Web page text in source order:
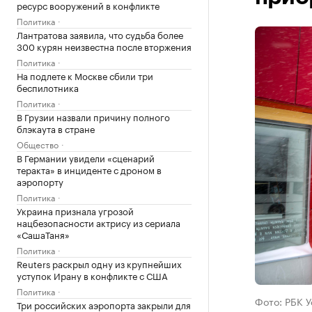
ресурс вооружений в конфликте
Политика
Лантратова заявила, что судьба более
300 курян неизвестна после вторжения
Политика
На подлете к Москве сбили три
беспилотника
Политика
В Грузии назвали причину полного
блэкаута в стране
Общество
В Германии увидели «сценарий
теракта» в инциденте с дроном в
аэропорту
Политика
Украина признала угрозой
нацбезопасности актрису из сериала
«СашаТаня»
Политика
Reuters раскрыл одну из крупнейших
уступок Ирану в конфликте с США
Политика
Три российских аэропорта закрыли для
Фото: РБК